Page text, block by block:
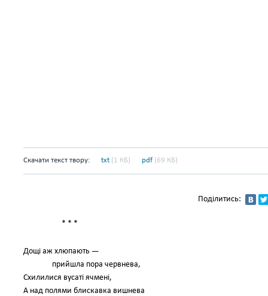
Скачати текст твору: txt (1 КБ) pdf (69 КБ)
Поділитись:
* * *
Дощі аж хлюпають —
прийшла пора червнева,
Схилилися вусаті ячмені,
А над полями блискавка вишнева